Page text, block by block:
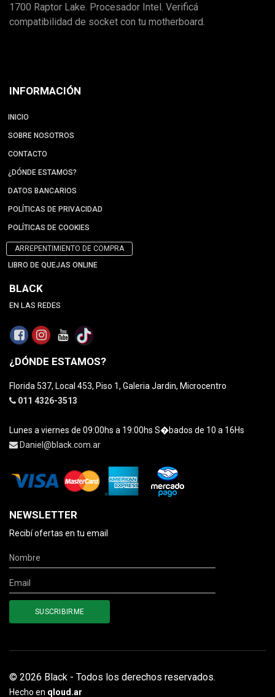
1700 Raptor Lake. Procesador Intel. Verificá
compatibilidad de socket con tu motherboard.
INFORMACIÓN
INICIO
SOBRE NOSOTROS
CONTACTO
¿DÓNDE ESTAMOS?
DATOS BANCARIOS
POLÍTICAS DE PRIVACIDAD
POLÍTICAS DE COOKIES
ARREPENTIMIENTO DE COMPRA
LIBRO DE QUEJAS ONLINE
BLACK
EN LAS REDES
¿DÓNDE ESTAMOS?
Florida 537, Local 453, Piso 1, Galeria Jardin, Microcentro
011 4326-3513
Lunes a viernes de 09:00hs a 19:00hs S�bados de 10 a 16Hs
Daniel@black.com.ar
NEWSLETTER
Recibí ofertas en tu email
© 2026 Black - Todos los derechos reservados.
Hecho en qloud.ar